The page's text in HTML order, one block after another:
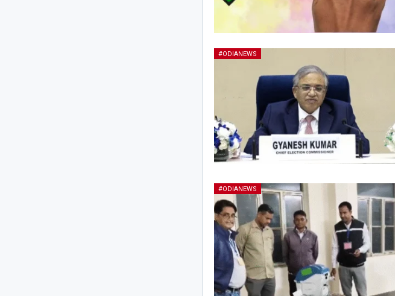
#ODIANEWS
#ODIANEWS